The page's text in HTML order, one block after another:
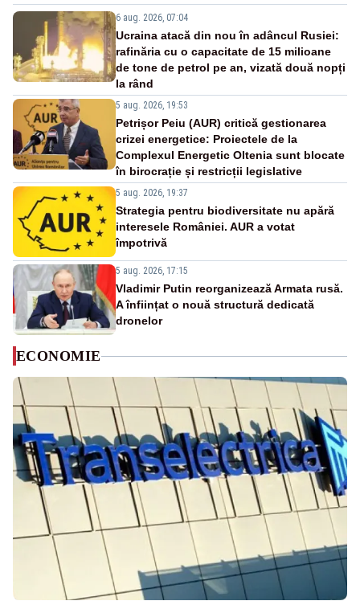
6 aug. 2026, 07:04
Ucraina atacă din nou în adâncul Rusiei:
rafinăria cu o capacitate de 15 milioane
de tone de petrol pe an, vizată două nopți
la rând
5 aug. 2026, 19:53
Petrișor Peiu (AUR) critică gestionarea
crizei energetice: Proiectele de la
Complexul Energetic Oltenia sunt blocate
în birocrație și restricții legislative
5 aug. 2026, 19:37
Strategia pentru biodiversitate nu apără
interesele României. AUR a votat
împotrivă
5 aug. 2026, 17:15
Vladimir Putin reorganizează Armata rusă.
A înființat o nouă structură dedicată
dronelor
ECONOMIE